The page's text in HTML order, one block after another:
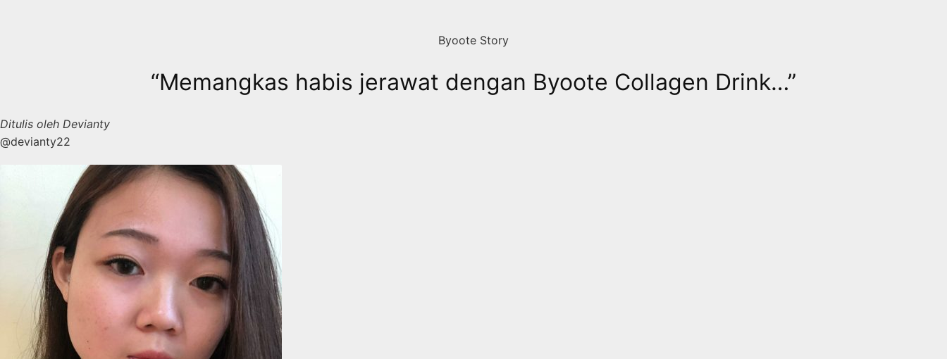
Byoote Story
“Memangkas habis jerawat dengan Byoote Collagen Drink…”
Ditulis oleh Devianty
@devianty22